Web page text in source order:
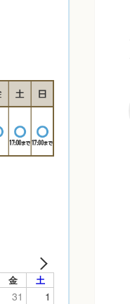
金 土
31 1